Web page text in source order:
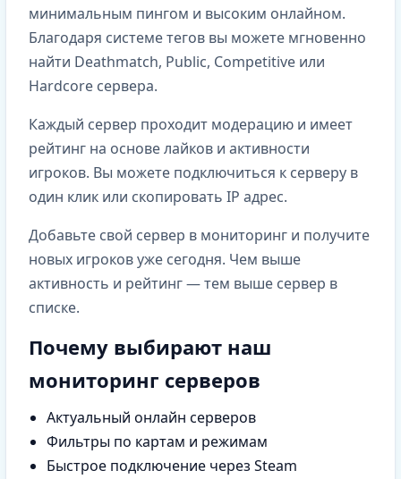
минимальным пингом и высоким онлайном.
Благодаря системе тегов вы можете мгновенно
найти Deathmatch, Public, Competitive или
Hardcore сервера.
Каждый сервер проходит модерацию и имеет
рейтинг на основе лайков и активности
игроков. Вы можете подключиться к серверу в
один клик или скопировать IP адрес.
Добавьте свой сервер в мониторинг и получите
новых игроков уже сегодня. Чем выше
активность и рейтинг — тем выше сервер в
списке.
Почему выбирают наш
мониторинг серверов
Актуальный онлайн серверов
Фильтры по картам и режимам
Быстрое подключение через Steam